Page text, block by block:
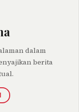
dalam
berita